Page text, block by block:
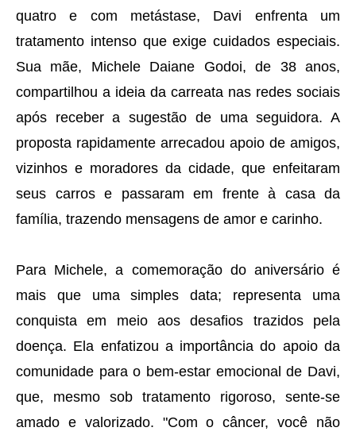
quatro e com metástase, Davi enfrenta um
tratamento intenso que exige cuidados especiais.
Sua mãe, Michele Daiane Godoi, de 38 anos,
compartilhou a ideia da carreata nas redes sociais
após receber a sugestão de uma seguidora. A
proposta rapidamente arrecadou apoio de amigos,
vizinhos e moradores da cidade, que enfeitaram
seus carros e passaram em frente à casa da
família, trazendo mensagens de amor e carinho.
Para Michele, a comemoração do aniversário é
mais que uma simples data; representa uma
conquista em meio aos desafios trazidos pela
doença. Ela enfatizou a importância do apoio da
comunidade para o bem-estar emocional de Davi,
que, mesmo sob tratamento rigoroso, sente-se
amado e valorizado. "Com o câncer, você não